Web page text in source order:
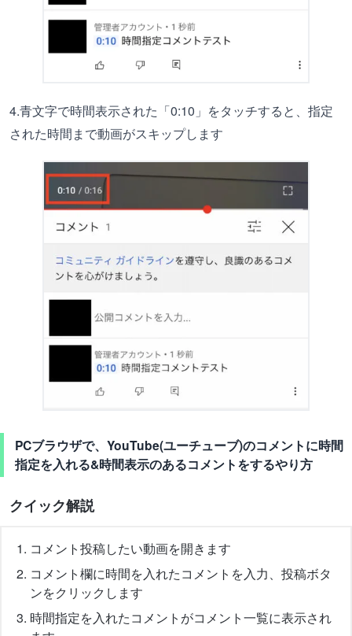
4.青文字で時間表示された「0:10」をタッチすると、指定
された時間まで動画がスキップします
PCブラウザで、YouTube(ユーチューブ)のコメントに時間
指定を入れる&時間表示のあるコメントをするやり方
クイック解説
コメント投稿したい動画を開きます
コメント欄に時間を入れたコメントを入力、投稿ボタ
ンをクリックします
時間指定を入れたコメントがコメント一覧に表示され